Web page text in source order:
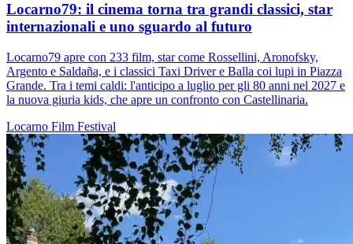
Locarno79: il cinema torna tra grandi classici, star
internazionali e uno sguardo al futuro
Locarno79 apre con 233 film, star come Rossellini, Aronofsky,
Argento e Saldaña, e i classici Taxi Driver e Balla coi lupi in Piazza
Grande. Tra i temi caldi: l'anticipo a luglio per gli 80 anni nel 2027 e
la nuova giuria kids, che apre un confronto con Castellinaria.
Locarno Film Festival